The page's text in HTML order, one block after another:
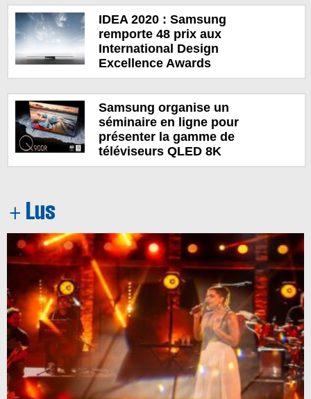
IDEA 2020 : Samsung
remporte 48 prix aux
International Design
Excellence Awards
Samsung organise un
séminaire en ligne pour
présenter la gamme de
téléviseurs QLED 8K